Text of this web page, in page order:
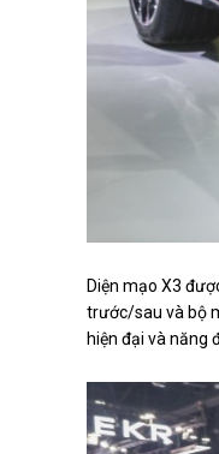
Diện mạo X3
trước/sau và bộ
hiện đại và năng